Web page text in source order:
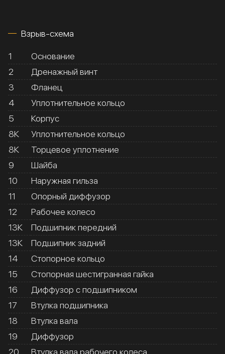
Взрыв-схема
1
Основание
2
Дренажный винт
3
Фланец
4
Уплотнительное кольцо
5
Корпус
8К
Уплотнительное кольцо
8К
Торцевое уплотнение
9
Шайба
10
Наружная гильза
11
Опорный диффузор
12
Рабочее колесо
13К
Подшипник передний
13К
Подшипник задний
14
Стопорное кольцо
15
Стопорная шестигранная гайка
16
Диффузор с подшипником
17
Втулка подшипника
18
Втулка вала
19
Диффузор
20
Втулка вала рабочего колеса